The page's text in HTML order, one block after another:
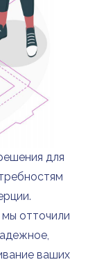
для
отточили
ваших